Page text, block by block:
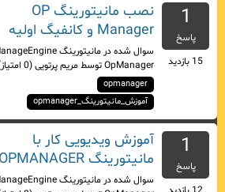
پاسخ
15بازدید
نصب مانیتورینگ OP
Manager و کانفیگ اولیه
سوال شدهدر
مانیتورینگ ManageEngine
OpManagerتوسطمریم پرتویی(
0امتیاز)
opmanager
آموزش_مانیتورینگ_opmanager
پاسخ
آموزش ویدیویی کار با
مانیتورینگ OPMANAGER
سوال شدهدر
مانیتورینگ ManageEngine